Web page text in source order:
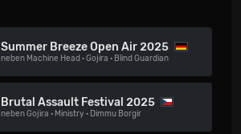
Summer Breeze Open Air 2025
neben Machine Head ·Gojira · Blind Guardian
Brutal Assault Festival 2025
nebenGojira · Ministry · Dimmu Borgir